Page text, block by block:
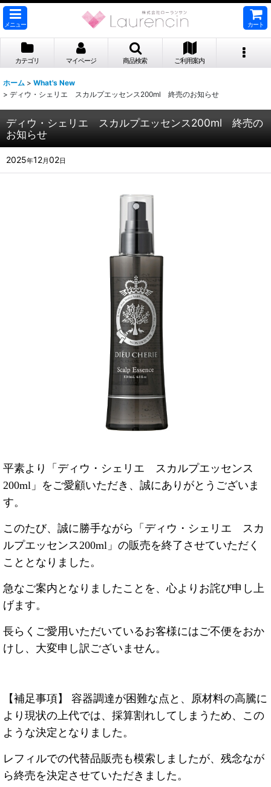
メニュー カート
カテゴリ マイページ 商品検索 ご利用案内
ホーム > What's New
> ディウ・シェリエ スカルプエッセンス200ml 終売のお知らせ
ディウ・シェリエ スカルプエッセンス200ml 終売の
お知らせ
2025年12月02日
平素より「ディウ・シェリエ スカルプエッセンス
200ml」をご愛顧いただき、誠にありがとうございま
す。
このたび、誠に勝手ながら「ディウ・シェリエ スカ
ルプエッセンス200ml」の販売を終了させていただく
こととなりました。
急なご案内となりましたことを、心よりお詫び申し上
げます。
長らくご愛用いただいているお客様にはご不便をおか
けし、大変申し訳ございません。
【補足事項】 容器調達が困難な点と、原材料の高騰に
より現状の上代では、採算割れしてしまうため、この
ような決定となりました。
レフィルでの代替品販売も模索しましたが、残念なが
ら終売を決定させていただきました。